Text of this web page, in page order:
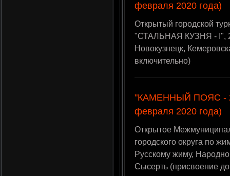
февраля 2020 года)
Открытый городской
"СТАЛЬНАЯ КУЗНЯ - I",
Новокузнецк,
включительно)
"КАМЕННЫЙ ПОЯС -
февраля 2020 года)
Открытое
городского округа по
Русскому жиму,
Сысерть (присвоение